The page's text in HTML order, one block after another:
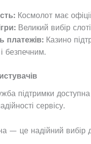
Космолот має
Великий вибір
платежів:Казино
безпечним.
підтримки
сервісу.
— це надійний вибір